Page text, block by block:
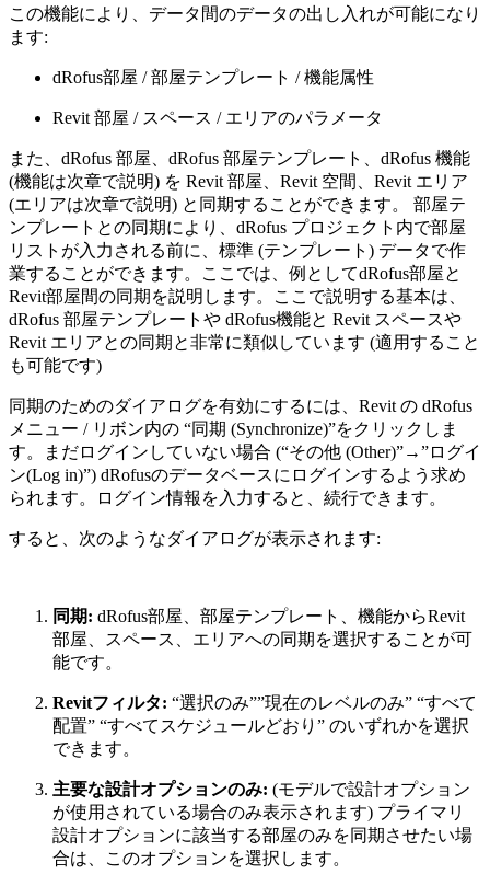
この機能により、データ間のデータの出し入れが可能になり
ます:
dRofus部屋 / 部屋テンプレート / 機能属性
Revit 部屋 / スペース / エリアのパラメータ
また、dRofus 部屋、dRofus 部屋テンプレート、dRofus 機能
(機能は次章で説明) を Revit 部屋、Revit 空間、Revit エリア
(エリアは次章で説明) と同期することができます。 部屋テ
ンプレートとの同期により、dRofus プロジェクト内で部屋
リストが入力される前に、標準 (テンプレート) データで作
業することができます。ここでは、例としてdRofus部屋と
Revit部屋間の同期を説明します。ここで説明する基本は、
dRofus 部屋テンプレートや dRofus機能と Revit スペースや
Revit エリアとの同期と非常に類似しています (適用すること
も可能です)
同期のためのダイアログを有効にするには、Revit の dRofus
メニュー / リボン内の “同期 (Synchronize)”をクリックしま
す。まだログインしていない場合 (“その他 (Other)”→”ログイ
ン(Log in)”) dRofusのデータベースにログインするよう求め
られます。ログイン情報を入力すると、続行できます。
すると、次のようなダイアログが表示されます:
同期: dRofus部屋、部屋テンプレート、機能からRevit
部屋、スペース、エリアへの同期を選択することが可
能です。
Revitフィルタ: “選択のみ””現在のレベルのみ” “すべて
配置” “すべてスケジュールどおり” のいずれかを選択
できます。
主要な設計オプションのみ: (モデルで設計オプション
が使用されている場合のみ表示されます) プライマリ
設計オプションに該当する部屋のみを同期させたい場
合は、このオプションを選択します。